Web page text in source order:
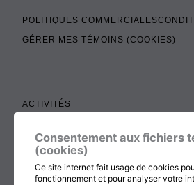
POLITIQUES COMMERCIALES
GÉRER MES TÉMOINS (COOKIES)
ACTIVITÉS
ADMINISTRATION
BOUTIQUE
COTISATION, RENOUVELLEMENT ET
Consentement aux fichiers
(cookies)
Ce site internet fait usage de cookies
fonctionnement et pour analyser votre